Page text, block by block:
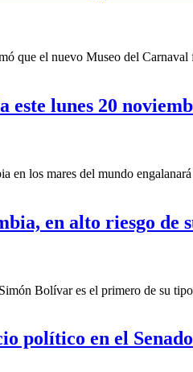
el nuevo Museo del Carnaval
este lunes 20
los mares del mundo
en alto riesgo de
Bolívar es el primero de su tipo
político en el Senado